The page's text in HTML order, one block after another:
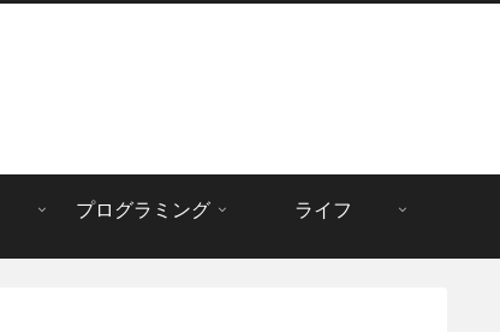
プログラミング ライフ